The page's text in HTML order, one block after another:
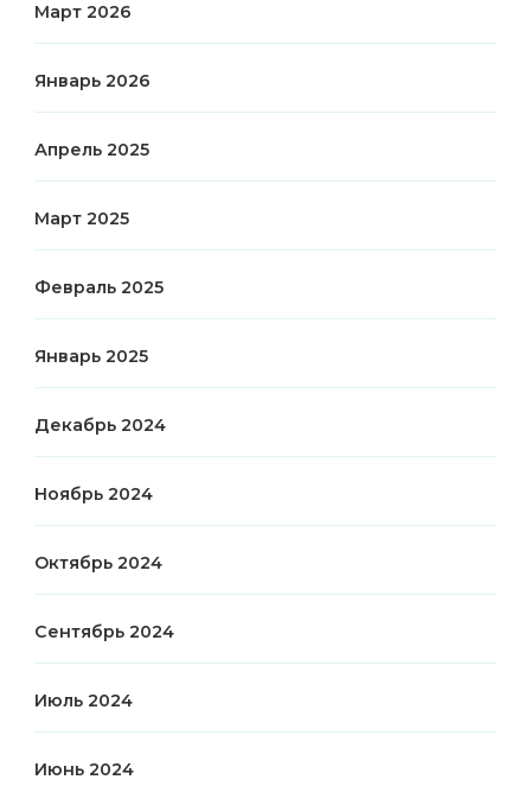
Март 2026
Январь 2026
Апрель 2025
Март 2025
Февраль 2025
Январь 2025
Декабрь 2024
Ноябрь 2024
Октябрь 2024
Сентябрь 2024
Июль 2024
Июнь 2024